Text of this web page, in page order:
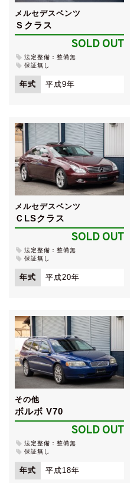
メルセデスベンツ
Ｓクラス
SOLD OUT
法定整備：整備無
保証無し
年式 平成9年
メルセデスベンツ
ＣLSクラス
SOLD OUT
法定整備：整備無
保証無し
年式 平成20年
その他
ボルボ V70
SOLD OUT
法定整備：整備無
保証無し
年式 平成18年